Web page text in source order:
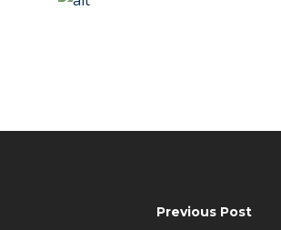
Previous Post